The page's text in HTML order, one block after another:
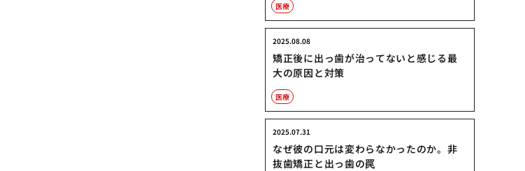
医療
矯正後に出っ歯が治ってないと感じる最
大の原因と対策
2025.08.08
医療
なぜ彼の口元は変わらなかったのか。非
抜歯矯正と出っ歯の罠
2025.07.31